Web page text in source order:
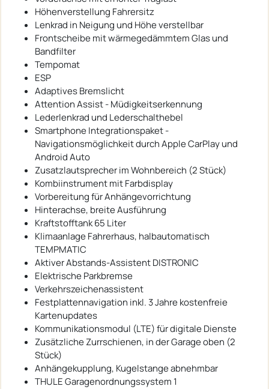
Höhenverstellung Fahrersitz
Lenkrad in Neigung und Höhe verstellbar
Frontscheibe mit wärmegedämmtem Glas und
Bandfilter
Tempomat
ESP
Adaptives Bremslicht
Attention Assist - Müdigkeitserkennung
Lederlenkrad und Lederschalthebel
Smartphone Integrationspaket -
Navigationsmöglichkeit durch Apple CarPlay und
Android Auto
Zusatzlautsprecher im Wohnbereich (2 Stück)
Kombiinstrument mit Farbdisplay
Vorbereitung für Anhängevorrichtung
Hinterachse, breite Ausführung
Kraftstofftank 65 Liter
Klimaanlage Fahrerhaus, halbautomatisch
TEMPMATIC
Aktiver Abstands-Assistent DISTRONIC
Elektrische Parkbremse
Verkehrszeichenassistent
Festplattennavigation inkl. 3 Jahre kostenfreie
Kartenupdates
Kommunikationsmodul (LTE) für digitale Dienste
Zusätzliche Zurrschienen, in der Garage oben (2
Stück)
Anhängekupplung, Kugelstange abnehmbar
THULE Garagenordnungssystem 1